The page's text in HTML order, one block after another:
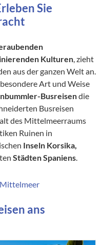
Sie
Kulturen, zieht
aus der ganzen Welt an.
Art und Weise
Busreisendie
Busreisen
des Mittelmeerraums
Ruinen in
Inseln Korsika,
Städten Spaniens.
ans